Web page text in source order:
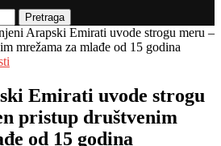
Pretraga
Arapski Emirati uvode strogu meru –
mrežama za mlađe od 15 godina
Emirati uvode strogu
pristup društvenim
od 15 godina